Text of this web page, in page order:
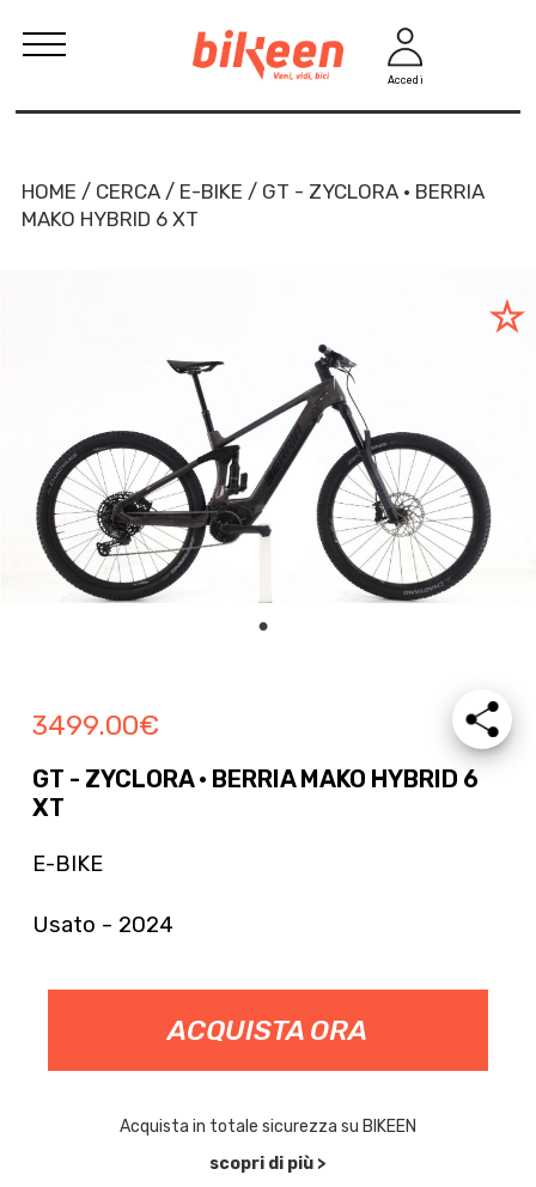
Accedi
HOME / CERCA / E-BIKE / GT - ZYCLORA · BERRIA
MAKO HYBRID 6 XT
3499.00€
GT - ZYCLORA · BERRIA MAKO HYBRID 6
XT
E-BIKE
Usato - 2024
ACQUISTA ORA
Acquista in totale sicurezza su BIKEEN
scopri di più >